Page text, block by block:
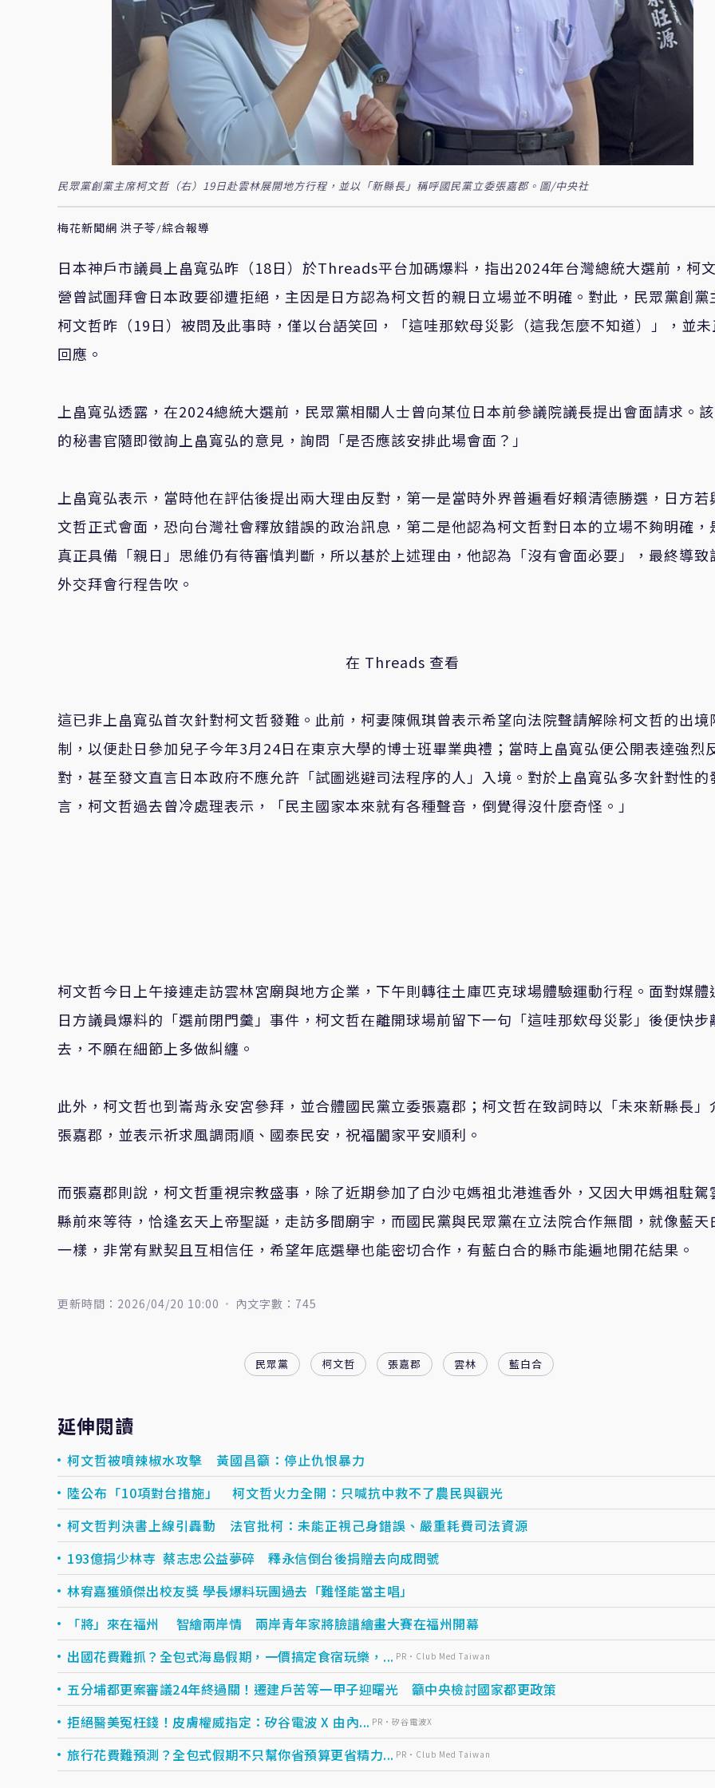
民眾黨創黨主席柯文哲（右）19日赴雲林展開地方行程，並以「新縣長」稱呼國民黨立委張嘉郡。圖/中央社
梅花新聞網 洪子苓/綜合報導
日本神戶市議員上畠寬弘昨（18日）於Threads平台加碼爆料，指出2024年台灣總統大選前，柯
營曾試圖拜會日本政要卻遭拒絕，主因是日方認為柯文哲的親日立場並不明確。對此，民眾黨創黨
柯文哲昨（19日）被問及此事時，僅以台語笑回，「這哇那欸母災影（這我怎麼不知道）」，並未
回應。
上畠寬弘透露，在2024總統大選前，民眾黨相關人士曾向某位日本前參議院議長提出會面請求。
的秘書官隨即徵詢上畠寬弘的意見，詢問「是否應該安排此場會面？」
上畠寬弘表示，當時他在評估後提出兩大理由反對，第一是當時外界普遍看好賴清德勝選，日方若
文哲正式會面，恐向台灣社會釋放錯誤的政治訊息，第二是他認為柯文哲對日本的立場不夠明確，
真正具備「親日」思維仍有待審慎判斷，所以基於上述理由，他認為「沒有會面必要」，最終導致
外交拜會行程告吹。
在 Threads 查看
這已非上畠寬弘首次針對柯文哲發難。此前，柯妻陳佩琪曾表示希望向法院聲請解除柯文哲的出境
制，以便赴日參加兒子今年3月24日在東京大學的博士班畢業典禮；當時上畠寬弘便公開表達強烈
對，甚至發文直言日本政府不應允許「試圖逃避司法程序的人」入境。對於上畠寬弘多次針對性的
言，柯文哲過去曾冷處理表示，「民主國家本來就有各種聲音，倒覺得沒什麼奇怪。」
柯文哲今日上午接連走訪雲林宮廟與地方企業，下午則轉往土庫匹克球場體驗運動行程。面對媒體
日方議員爆料的「選前閉門羹」事件，柯文哲在離開球場前留下一句「這哇那欸母災影」後便快步
去，不願在細節上多做糾纏。
此外，柯文哲也到崙背永安宮參拜，並合體國民黨立委張嘉郡；柯文哲在致詞時以「未來新縣長」
張嘉郡，並表示祈求風調雨順、國泰民安，祝福闔家平安順利。
而張嘉郡則說，柯文哲重視宗教盛事，除了近期參加了白沙屯媽祖北港進香外，又因大甲媽祖駐駕
縣前來等待，恰逢玄天上帝聖誕，走訪多間廟宇，而國民黨與民眾黨在立法院合作無間，就像藍天
一樣，非常有默契且互相信任，希望年底選舉也能密切合作，有藍白合的縣市能遍地開花結果。
更新時間：2026/04/20 10:00 內文字數：745
民眾黨 柯文哲 張嘉郡 雲林 藍白合
延伸閱讀
柯文哲被噴辣椒水攻擊 黃國昌籲：停止仇恨暴力
陸公布「10項對台措施」 柯文哲火力全開：只喊抗中救不了農民與觀光
柯文哲判決書上線引轟動 法官批柯：未能正視己身錯誤、嚴重耗費司法資源
193億捐少林寺 蔡志忠公益夢碎 釋永信倒台後捐贈去向成問號
林宥嘉獲頒傑出校友獎 學長爆料玩團過去「難怪能當主唱」
「將」來在福州 智繪兩岸情 兩岸青年家將臉譜繪畫大賽在福州開幕
出國花費難抓？全包式海島假期，一價搞定食宿玩樂，... PR・Club Med Taiwan
五分埔都更案審議24年終過關！遷建戶苦等一甲子迎曙光 籲中央檢討國家都更政策
拒絕醫美冤枉錢！皮膚權威指定：矽谷電波 X 由內... PR・矽谷電波X
旅行花費難預測？全包式假期不只幫你省預算更省精力... PR・Club Med Taiwan